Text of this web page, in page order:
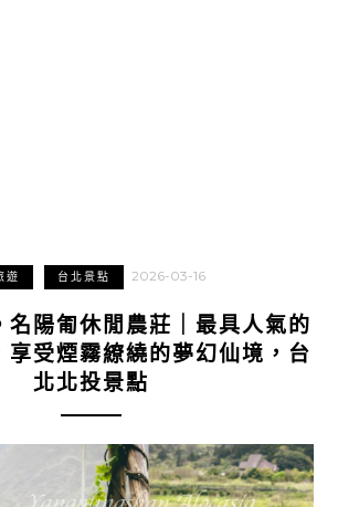
遊 台北景點 2026-03-16
名陽匍休閒農莊｜最具人氣的
享受煙霧繚繞的夢幻仙境，台
北北投景點